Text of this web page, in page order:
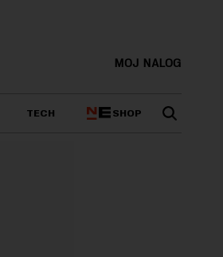
MOJ NALOG
TECH SHOP